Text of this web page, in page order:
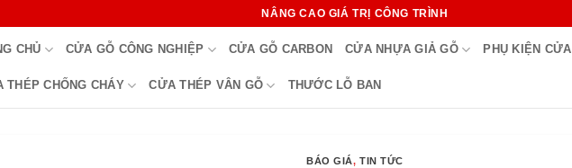
NÂNG CAO GIÁ TRỊ CÔNG TRÌNH
CHỦ CỬA GỖ CÔNG NGHIỆP CỬA GỖ CARBON CỬA NHỰA GIẢ GỖ PHỤ KIỆN CỬA
THÉP CHỐNG CHÁY CỬA THÉP VÂN GỖ THƯỚC LỖ BAN
BÁO GIÁ,TIN TỨC